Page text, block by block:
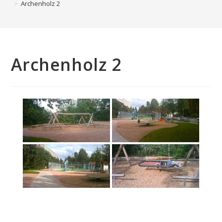
> Archenholz 2
Archenholz 2